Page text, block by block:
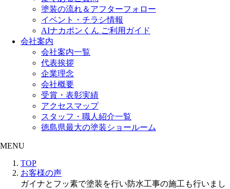
塗装の流れ＆アフターフォロー
イベント・チラシ情報
AIナカポンくん ご利用ガイド
会社案内
会社案内一覧
代表挨拶
企業理念
会社概要
受賞・表彰実績
アクセスマップ
スタッフ・職人紹介一覧
徳島県最大の塗装ショールーム
MENU
TOP
お客様の声
ガイナとフッ素で塗装を行い防水工事の施工も行いまし